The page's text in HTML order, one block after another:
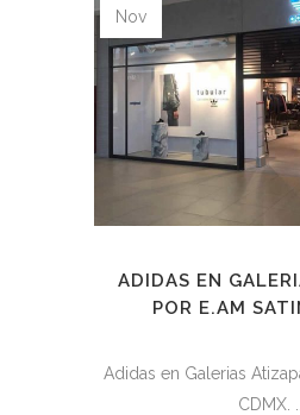
Nov
ADIDAS EN
POR E.AM
Adidas en Galerias
CDMX. ...